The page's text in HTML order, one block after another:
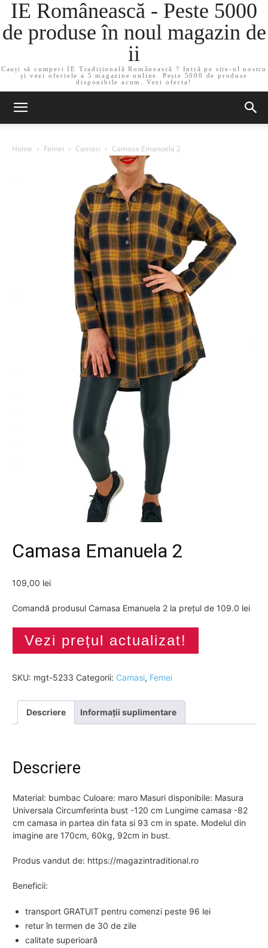
IE Românească - Peste 5000
de produse în noul magazin de
ii
Cauți să cumperi IE Tradițională Românească ? Intră pe site-ul nostru
și vezi ofertele a 5 magazine online. Peste 5000 de produse
disponibile acum. Vezi oferta!
Home Femei Camasi Camasa Emanuela 2
Camasa Emanuela 2
109,00 lei
Comandă produsul Camasa Emanuela 2 la prețul de 109.0 lei
Vezi prețul actualizat!
SKU: mgt-5233 Categorii: Camasi, Femei
Descriere Informații suplimentare
Descriere
Material: bumbac Culoare: maro Masuri disponibile: Masura
Universala Circumferinta bust -120 cm Lungime camasa -82
cm camasa in partea din fata si 93 cm in spate. Modelul din
imagine are 170cm, 60kg, 92cm in bust.
Produs vandut de: https://magazintraditional.ro
Beneficii:
transport GRATUIT pentru comenzi peste 96 lei
retur în termen de 30 de zile
calitate superioară